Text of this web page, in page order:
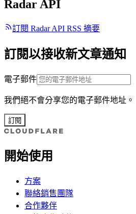
Radar API
訂閱 Radar API RSS 摘要
訂閱以接收新文章通知
電子郵件
我們絕不會分享您的電子郵件地址。
訂閱
開始使用
方案
聯絡銷售團隊
合作夥伴